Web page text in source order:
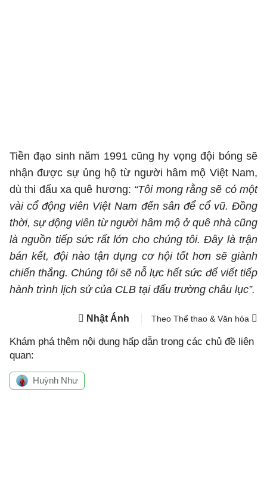
Tiền đạo sinh năm 1991 cũng hy vọng đội bóng sẽ
nhận được sự ủng hộ từ người hâm mộ Việt Nam,
dù thi đấu xa quê hương: “Tôi mong rằng sẽ có một
vài cổ động viên Việt Nam đến sân để cổ vũ. Đồng
thời, sự động viên từ người hâm mộ ở quê nhà cũng
là nguồn tiếp sức rất lớn cho chúng tôi. Đây là trận
bán kết, đội nào tận dụng cơ hội tốt hơn sẽ giành
chiến thắng. Chúng tôi sẽ nỗ lực hết sức để viết tiếp
hành trình lịch sử của CLB tại đấu trường châu lục”.
Nhật Ánh Theo Thể thao & Văn hóa
Khám phá thêm nội dung hấp dẫn trong các chủ đề liên
quan:
Huỳnh Như